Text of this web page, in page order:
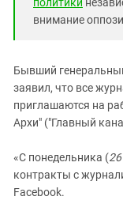
политики
внимание
Бывший
заявил, что все
приглашаются на
Архи" ("Главный
«С понедельника (
контракты с
Facebook.